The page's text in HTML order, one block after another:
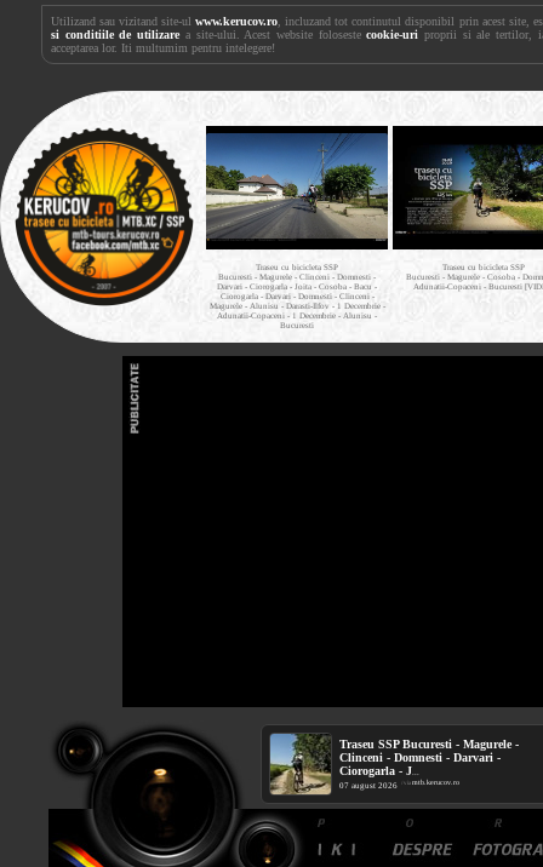
Utilizand sau vizitand site-ulwww.kerucov.ro , incluzand tot continutul disponibil prin acest site,
si conditiile de utilizare a site-ului. Acest website folosestecookie-uri proprii si ale tertilor,
acceptarea lor. Iti multumim pentru intelegere!
Traseu cu bicicleta SSP
Bucuresti - Magurele - Clinceni - Domnesti -
Darvari - Ciorogarla - Joita - Cosoba - Bacu -
Ciorogarla - Darvari - Domnesti - Clinceni -
Magurele - Alunisu - Darasti-Ilfov - 1 Decembrie -
Adunatii-Copaceni - 1 Decembrie - Alunisu -
Bucuresti
Traseu cu bicicleta SSP
Bucuresti - Magurele - Cosoba -
Adunatii-Copaceni - Bucuresti
Traseu SSP Bucuresti - Magurele -
Clinceni - Domnesti - Darvari -
Ciorogarla - J...
07 august 2026 / via mtb.kerucov.ro